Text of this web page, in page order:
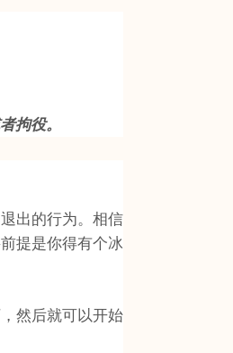
拘役。
出的行为。相信
提是你得有个冰
然后就可以开始